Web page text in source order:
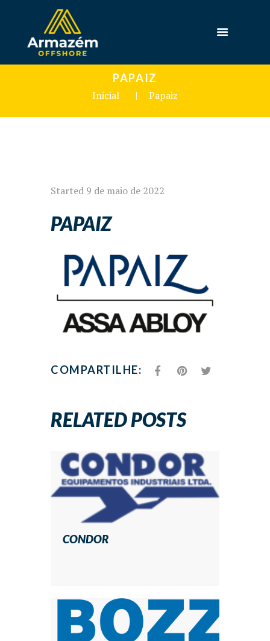
PAPAIZ
Inicial
Papaiz
Started 9 de maio de 2022
PAPAIZ
COMPARTILHE:
RELATED POSTS
CONDOR